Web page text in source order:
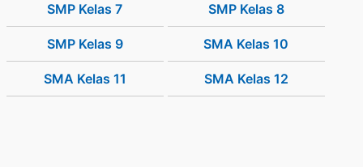
SMP Kelas 7 SMP Kelas 8
SMP Kelas 9 SMA Kelas 10
SMA Kelas 11 SMA Kelas 12